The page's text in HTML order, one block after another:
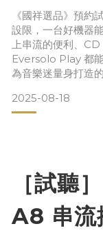
播，你
離
《國祥選品》預約
設限，一台好機器
上串流的便利、CD
Eversolo Play 都
為音樂迷量身打造
在今年的德國慕尼
「All-in-one」概念
2025-08-18
［試聽
A8 串流